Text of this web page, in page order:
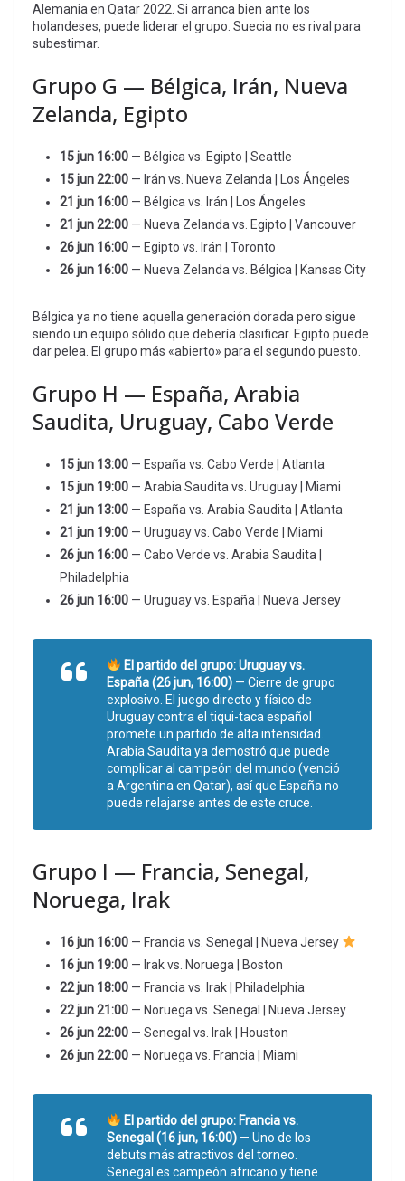
Alemania en Qatar 2022. Si arranca bien ante los
holandeses, puede liderar el grupo. Suecia no es rival para
subestimar.
Grupo G — Bélgica, Irán, Nueva
Zelanda, Egipto
15 jun 16:00 — Bélgica vs. Egipto | Seattle
15 jun 22:00 — Irán vs. Nueva Zelanda | Los Ángeles
21 jun 16:00 — Bélgica vs. Irán | Los Ángeles
21 jun 22:00 — Nueva Zelanda vs. Egipto | Vancouver
26 jun 16:00 — Egipto vs. Irán | Toronto
26 jun 16:00 — Nueva Zelanda vs. Bélgica | Kansas City
Bélgica ya no tiene aquella generación dorada pero sigue
siendo un equipo sólido que debería clasificar. Egipto puede
dar pelea. El grupo más «abierto» para el segundo puesto.
Grupo H — España, Arabia
Saudita, Uruguay, Cabo Verde
15 jun 13:00 — España vs. Cabo Verde | Atlanta
15 jun 19:00 — Arabia Saudita vs. Uruguay | Miami
21 jun 13:00 — España vs. Arabia Saudita | Atlanta
21 jun 19:00 — Uruguay vs. Cabo Verde | Miami
26 jun 16:00 — Cabo Verde vs. Arabia Saudita |
Philadelphia
26 jun 16:00 — Uruguay vs. España | Nueva Jersey
El partido del grupo: Uruguay vs.
España (26 jun, 16:00) — Cierre de grupo
explosivo. El juego directo y físico de
Uruguay contra el tiqui-taca español
promete un partido de alta intensidad.
Arabia Saudita ya demostró que puede
complicar al campeón del mundo (venció
a Argentina en Qatar), así que España no
puede relajarse antes de este cruce.
Grupo I — Francia, Senegal,
Noruega, Irak
16 jun 16:00 — Francia vs. Senegal | Nueva Jersey
16 jun 19:00 — Irak vs. Noruega | Boston
22 jun 18:00 — Francia vs. Irak | Philadelphia
22 jun 21:00 — Noruega vs. Senegal | Nueva Jersey
26 jun 22:00 — Senegal vs. Irak | Houston
26 jun 22:00 — Noruega vs. Francia | Miami
El partido del grupo: Francia vs.
Senegal (16 jun, 16:00) — Uno de los
debuts más atractivos del torneo.
Senegal es campeón africano y tiene